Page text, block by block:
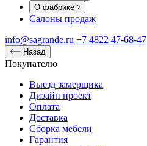
О фабрике
Салоны продаж
info@sagrande.ru +7 4822 47-68-47
Назад
Покупателю
Выезд замерщика
Дизайн проект
Оплата
Доставка
Сборка мебели
Гарантия